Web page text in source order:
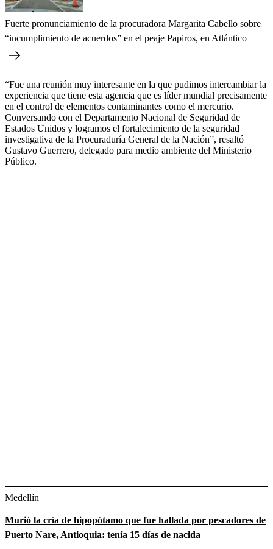
Fuerte pronunciamiento de la procuradora Margarita Cabello sobre
“incumplimiento de acuerdos” en el peaje Papiros, en Atlántico
“Fue una reunión muy interesante en la que pudimos intercambiar la
experiencia que tiene esta agencia que es líder mundial precisamente
en el control de elementos contaminantes como el mercurio.
Conversando con el Departamento Nacional de Seguridad de
Estados Unidos y logramos el fortalecimiento de la seguridad
investigativa de la Procuraduría General de la Nación”, resaltó
Gustavo Guerrero, delegado para medio ambiente del Ministerio
Público.
Medellín
Murió la cría de hipopótamo que fue hallada por pescadores de
Puerto Nare, Antioquia: tenía 15 días de nacida